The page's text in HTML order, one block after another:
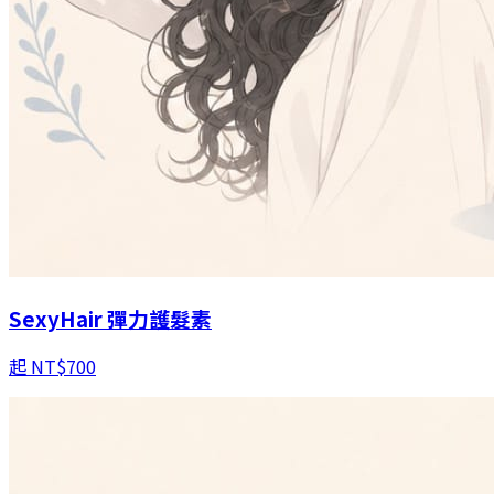
SexyHair 彈力護髮素
起 NT$700